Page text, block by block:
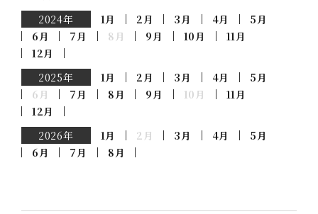
2024年
1月 2月 3月 4月
5月
6月
7月 8月 9月 10月
11月
12月
2025年
1月 2月 3月 4月
5月
6月
7月 8月 9月 10月
11月
12月
2026年
1月 2月 3月 4月
5月
6月
7月 8月